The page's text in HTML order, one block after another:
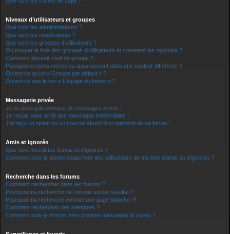
Niveaux d’utilisateurs et groupes
Que sont les administrateurs ?
Que sont les modérateurs ?
Que sont les groupes d’utilisateurs ?
Où trouver la liste des groupes d’utilisateurs et comment les rejoindre ?
Comment devenir chef de groupe ?
Pourquoi certains membres apparaissent dans une couleur différente ?
Qu’est-ce qu’un « Groupe par défaut » ?
Qu’est-ce que le lien « L’équipe du forum » ?
Messagerie privée
Je ne peux pas envoyer de messages privés !
Je reçois sans arrêt des messages indésirables !
J’ai reçu un spam ou un courriel abusif d’un membre de ce forum !
Amis et ignorés
Que sont mes listes d’amis et d’ignorés ?
Comment puis-je ajouter/supprimer des utilisateurs de ma liste d’amis ou d’ignorés ?
Recherche dans les forums
Comment rechercher dans les forums ?
Pourquoi ma recherche ne renvoie aucun résultat ?
Pourquoi ma recherche renvoie une page blanche ?!
Comment rechercher des membres ?
Comment puis-je trouver mes propres messages et sujets ?